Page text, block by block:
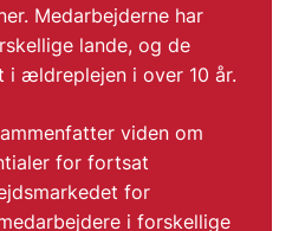
Medarbejderne har
lande, og de
i ældreplejen i over 10 år.
viden om
for fortsat
for
i forskellige